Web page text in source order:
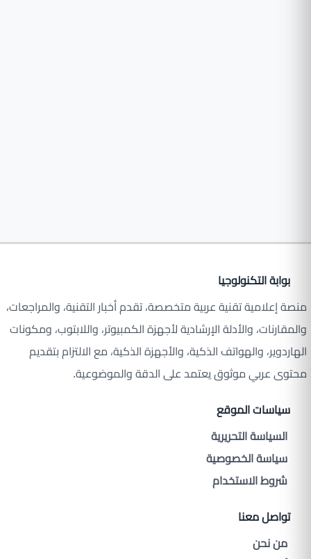
بوابة التكنولوجيا
منصة إعلامية تقنية عربية متخصصة، تقدم أخبار التقنية، والمراجعات،
والمقارنات، والأدلة الإرشادية لأجهزة الكمبيوتر، واللابتوب، ومكونات
الهاردوير، والهواتف الذكية، والأجهزة الذكية، مع الالتزام بتقديم
محتوى عربي موثوق يعتمد على الدقة والموضوعية.
سياسات الموقع
السياسة التحريرية
سياسة الخصوصية
شروط الاستخدام
تواصل معنا
من نحن